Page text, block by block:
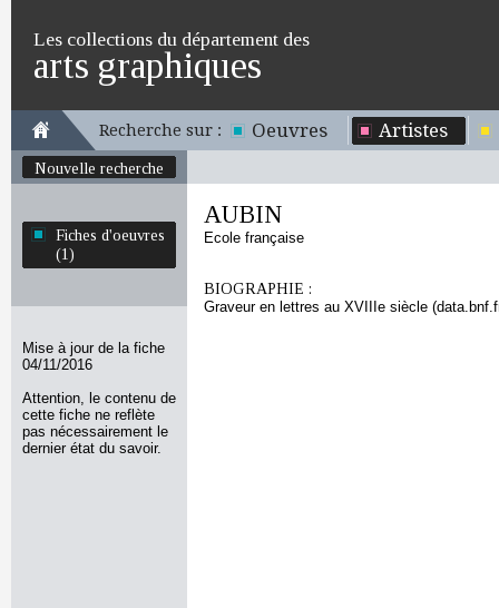
Les collections du département des
arts graphiques
Recherche sur : Oeuvres Artistes
Nouvelle recherche
Fiches d'oeuvres
(1)
Mise à jour de la fiche
04/11/2016
Attention, le contenu de
cette fiche ne reflète
pas nécessairement le
dernier état du savoir.
AUBIN
Ecole française
BIOGRAPHIE :
Graveur en lettres au XVIIIe siècle